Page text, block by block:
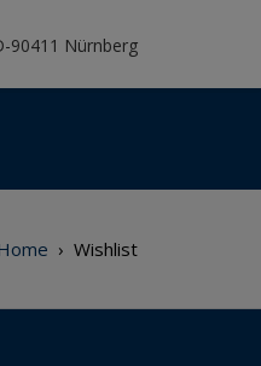
90411 Nürnberg
› Wishlist